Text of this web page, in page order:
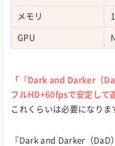
メモリ
GPU
「『Dark and Darker（
フルHD+60fpsで安定して
これくらいは必要になりま
『Dark and Darker（DaD